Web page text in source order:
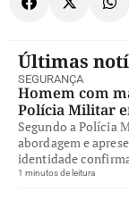
Últimas
SEGURANÇA
Homem com
Polícia Militar
Segundo a Polícia
abordagem e
identidade
1 minutos de leitura